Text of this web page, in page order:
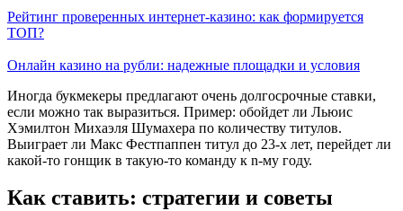
Рейтинг проверенных интернет-казино: как формируется
ТОП?
Онлайн казино на рубли: надежные площадки и условия
Иногда букмекеры предлагают очень долгосрочные ставки,
если можно так выразиться. Пример: обойдет ли Льюис
Хэмилтон Михаэля Шумахера по количеству титулов.
Выиграет ли Макс Фестпаппен титул до 23-х лет, перейдет ли
какой-то гонщик в такую-то команду к n-му году.
Как ставить: стратегии и советы